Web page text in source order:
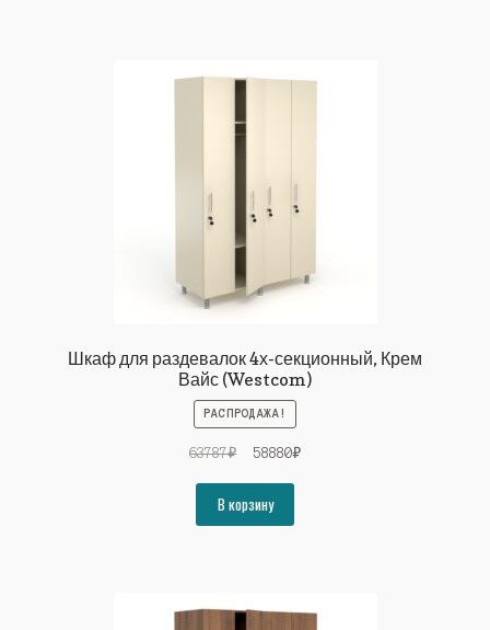
Шкаф для раздевалок 4х-секционный, Крем
Вайс (Westcom)
РАСПРОДАЖА!
63787₽
Первоначальная
составляла
63787₽.
58880₽Текущая
В корзину